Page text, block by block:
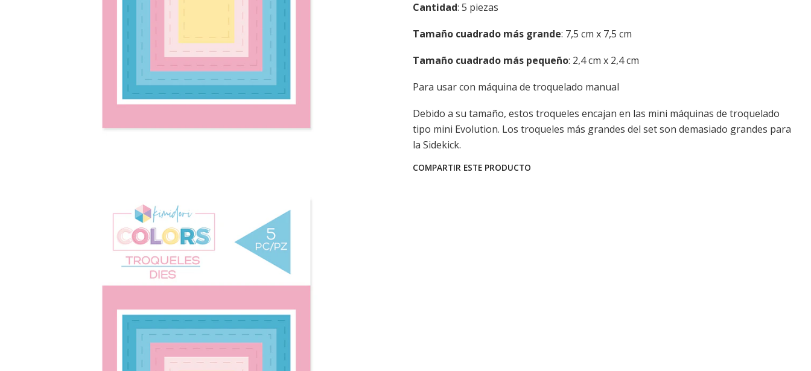
Cantidad: 5 piezas
Tamaño cuadrado más grande: 7,5 cm x 7,5 cm
Tamaño cuadrado más pequeño: 2,4 cm x 2,4 cm
Para usar con máquina de troquelado manual
Debido a su tamaño, estos troqueles encajan en las mini máquinas de troquelado
tipo mini Evolution. Los troqueles más grandes del set son demasiado grandes para
la Sidekick.
COMPARTIR ESTE PRODUCTO